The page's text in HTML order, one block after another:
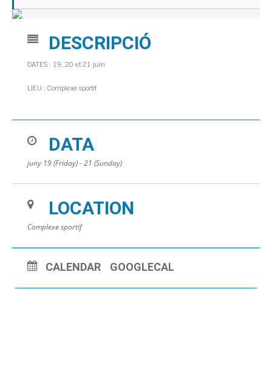
DESCRIPCIÓ
DATES : 19, 20 et 21 juin
LIEU : Complexe sportif
DATA
juny 19 (Friday) - 21 (Sunday)
LOCATION
Complexe sportif
CALENDAR GOOGLECAL